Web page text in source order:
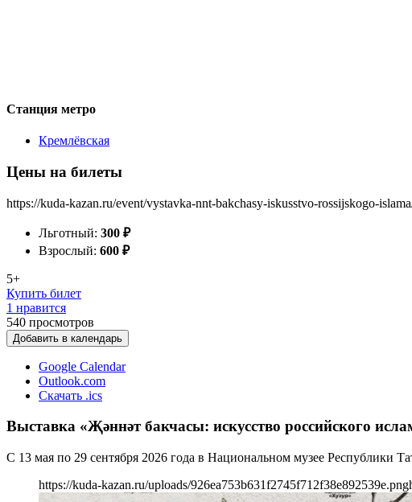
Станция метро
Кремлёвская
Цены на билеты
https://kuda-kazan.ru/event/vystavka-nnt-bakchasy-iskusstvo-rossijskogo-
Льготный: 300 ₽
Взрослый: 600 ₽
5+
Купить билет
1 нравится
540 просмотров
Добавить в календарь
Google Calendar
Outlook.com
Скачать .ics
Выставка «Җәннәт бакчасы: искусство российского
С 13 мая по 29 сентября 2026 года в Национальном музее Республики
https://kuda-kazan.ru/uploads/926ea753b631f2745f712f38e892539e.png